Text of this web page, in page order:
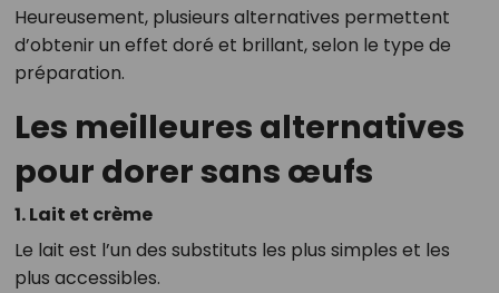
Heureusement, plusieurs alternatives permettent
d’obtenir un effet doré et brillant, selon le type de
préparation.
Les meilleures alternatives
pour dorer sans œufs
1. Lait et crème
Le lait est l’un des substituts les plus simples et les
plus accessibles.